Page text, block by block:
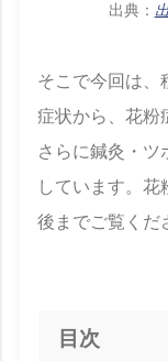
出典：
そこで今回は、
症状から、花粉
さらに鍼灸・ツ
しています。花
後までご覧くだ
目次